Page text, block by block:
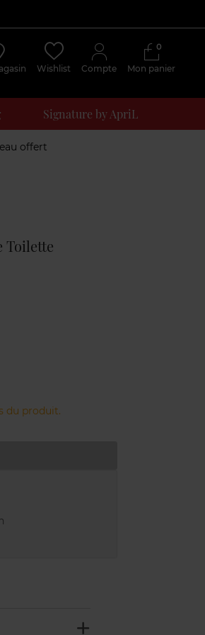
Wishlist Compte Mon panier
0
Signature by ApriL
offert
Toilette
du produit.